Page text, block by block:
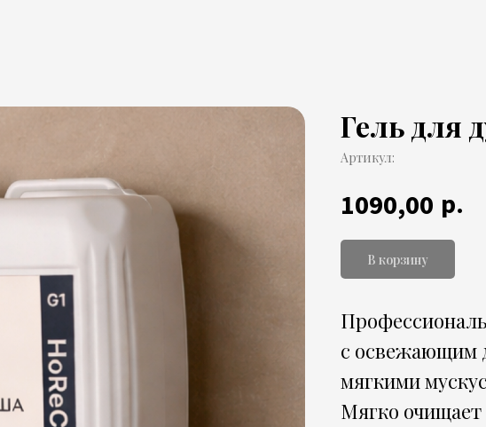
Гель для
Артикул:
1090,00 р.
В корзину
с освежающим
мягкими
Мягко очищает